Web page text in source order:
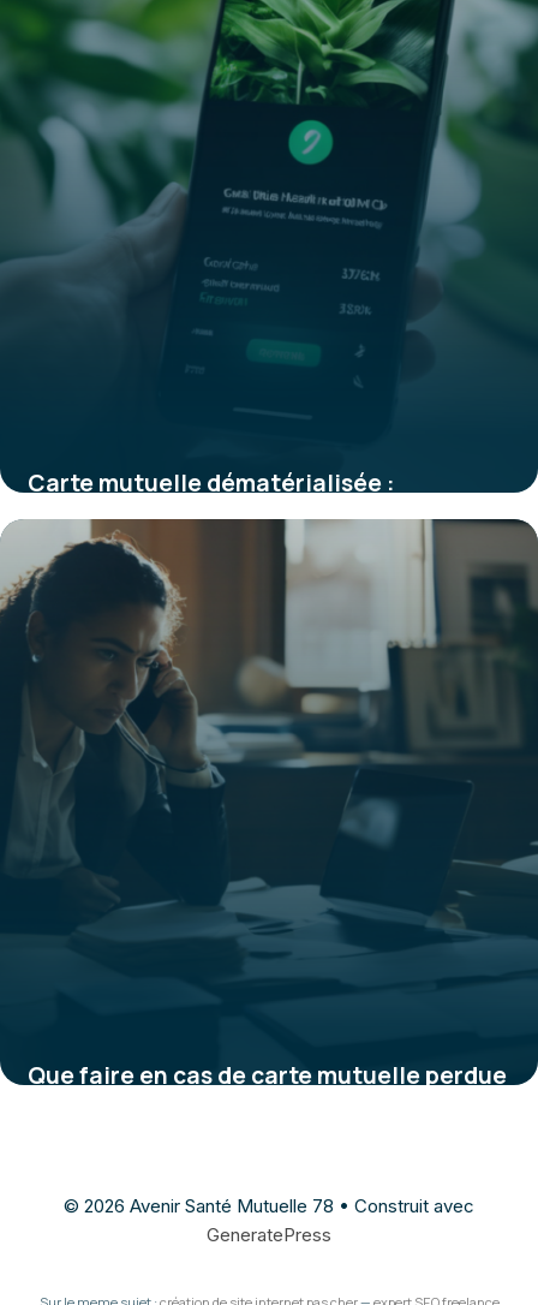
Carte mutuelle dématérialisée :
fonctionnement, avantages et
applications
8 janvier 2026
Que faire en cas de carte mutuelle perdue
© 2026 Avenir Santé Mutuelle 78 • Construit avec
GeneratePress